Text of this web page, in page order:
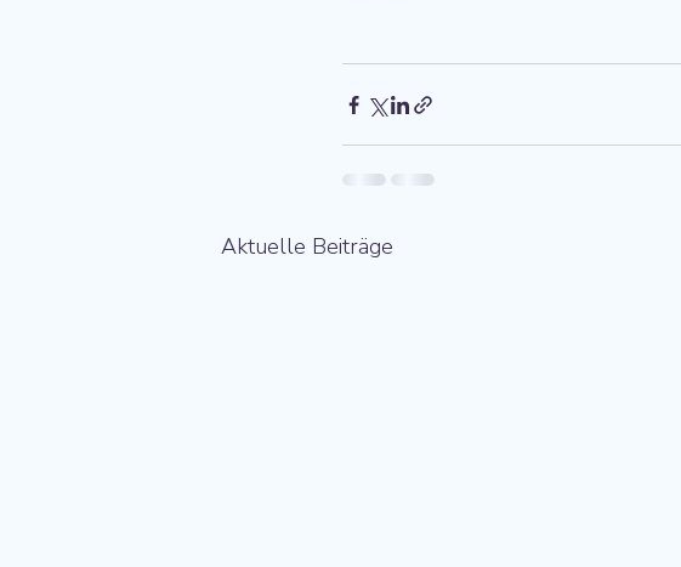
Aktuelle Beiträge